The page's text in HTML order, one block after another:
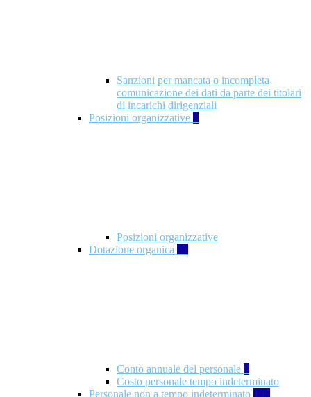
Sanzioni per mancata o incompleta
comunicazione dei dati da parte dei titolari
di incarichi dirigenziali
Posizioni organizzative 1
Posizioni organizzative
Dotazione organica 21
Conto annuale del personale 8
Costo personale tempo indeterminato
Personale non a tempo indeterminato 105